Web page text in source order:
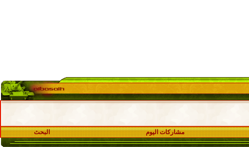
مشاركات اليوم البحث